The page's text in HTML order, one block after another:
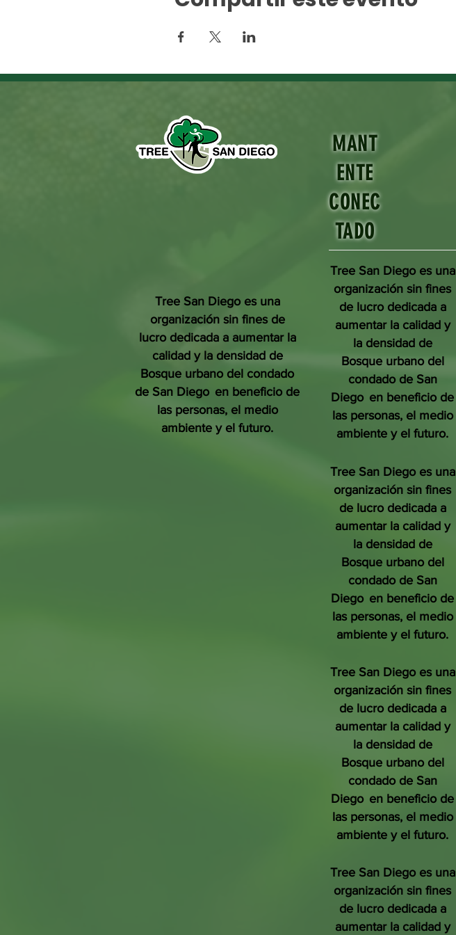
Tree San Diego es una
organización sin fines de
lucro dedicada a aumentar la
calidad y la densidad de
Bosque urbano del condado
de San Diego en beneficio de
las personas, el medio
ambiente y el futuro.
MANT
ENTE
CONEC
TADO
Tree San Diego es una
organización sin fines
de lucro dedicada a
aumentar la calidad y
la densidad de
Bosque urbano del
condado de San
Diego en beneficio de
las personas, el medio
ambiente y el futuro.
Tree San Diego es una
organización sin fines
de lucro dedicada a
aumentar la calidad y
la densidad de
Bosque urbano del
condado de San
Diego en beneficio de
las personas, el medio
ambiente y el futuro.
Tree San Diego es una
organización sin fines
de lucro dedicada a
aumentar la calidad y
la densidad de
Bosque urbano del
condado de San
Diego en beneficio de
las personas, el medio
ambiente y el futuro.
Tree San Diego es una
organización sin fines
de lucro dedicada a
aumentar la calidad y